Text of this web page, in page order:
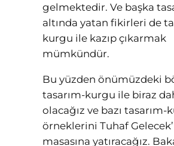
gelmektedir. Ve başka
altında yatan fikirleri de
kurgu ile kazıp çıkarmak
mümkündür.
Bu yüzden önümüzdeki
tasarım-kurgu ile biraz
olacağız ve bazı tasarım-
örneklerini Tuhaf
masasına yatıracağız.